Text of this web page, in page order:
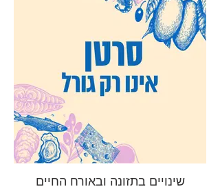
שינויים בתזונה ובאורח החיים